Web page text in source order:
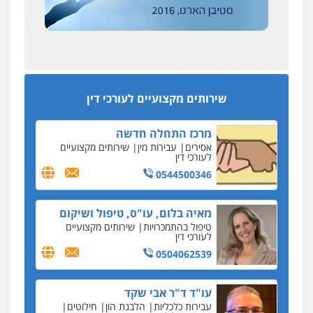
שירותים מקצועיים לעורכי דין
0522508109
מקצועיים לעורכי דין
מרכז התחלה חדשה
אסירים עבירות מין שירותים מקצועיים
לעורכי דין
0544500346
מאיה בלום, עו"ס, טיפול ושיקום
טיפול בהתמכרויות שירותים מקצועיים
לעורכי דין
0504062539
עו"ד ד"ר אבי שקד
עבירות כלכליות הלבנת הון חילוטים
עסקה חמה
כתב האישום נגד עו"ד עידן דביר: האונס והמחירון
לאקטים מיניים
כתב אישום: יו"ר ש"ס לשעבר בחיפה וסינדיקאט
ההלוואות של משפחת הרינג
הפרקליטות: הרב נתנאל חייק ואביו הרב אריה חייק
שמשו אנשי
החשוד ברצח עו"ד ארבל פלדמן טען לרקע נפשי
ושתק בחקירתו
בבית המשפט התברר כי לחשוד, אחמד אלרג'וב
מרמלה, לא נערכה
יחסי עו"ד לקוח
עורכת דין נעצרה בחשד להעברת סם לנאשם בכלא
השרון